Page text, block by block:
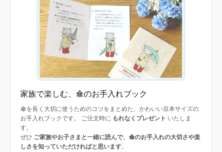
家族で楽しむ、傘のお手入れブック
傘を長く大切に使うためのコツをまとめた、かわいい豆本サイズの
お手入れブックです。 ご注文時に もれなくプレゼント いたしま
す。
ぜひ ご家族やお子さまと一緒に読んで、傘のお手入れの大切さや楽
しさを知っていただければと思います。